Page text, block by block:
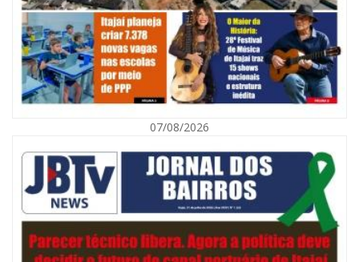
Defesa Civil orienta população sobre descarte correto de lixo para
prevenir alagamentos
NAVEGANTES
07/08/2026